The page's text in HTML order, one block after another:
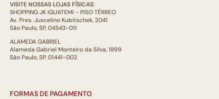
VISITE NOSSAS LOJAS FÍSICAS:
SHOPPING JK IGUATEMI - PISO TÉRREO
Av. Pres. Juscelino Kubitschek, 2041
São Paulo, SP, 04543-011
ALAMEDA GABRIEL
Alameda Gabriel Monteiro da Silva, 1899
São Paulo, SP, 01441-002
FORMAS DE PAGAMENTO